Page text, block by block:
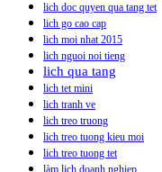
lich doc quyen qua tang tet
lich go cao cap
lich moi nhat 2015
lich nguoi noi tieng
lich qua tang
lich tet mini
lich tranh ve
lich treo truong
lich treo tuong kieu moi
lich treo tuong tet